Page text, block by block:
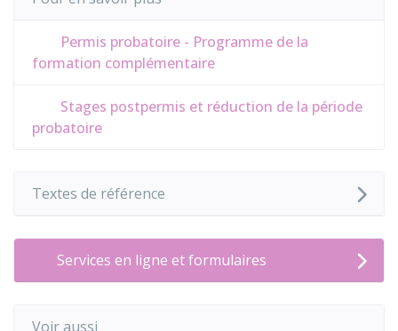
Permis probatoire - Programme de la
formation complémentaire
Stages postpermis et réduction de la période
probatoire
Textes de référence
Services en ligne et formulaires
Voir aussi